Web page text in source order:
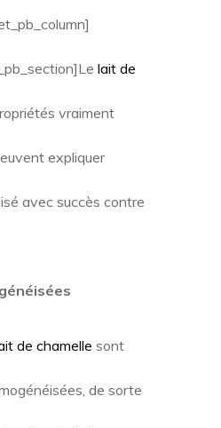
Le lait de
vraiment
expliquer
avec succès contre
de chamelle sont
de sorte